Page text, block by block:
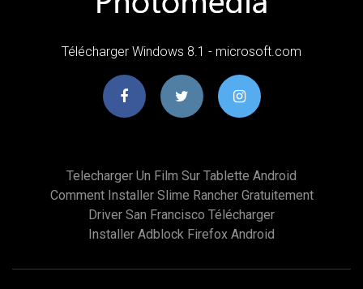
Télécharger Windows 8.1 - microsoft.com
Telecharger Un Film Sur Tablette Android
Comment Installer Slime Rancher Gratuitement
Driver San Francisco Télécharger
Installer Adblock Firefox Android